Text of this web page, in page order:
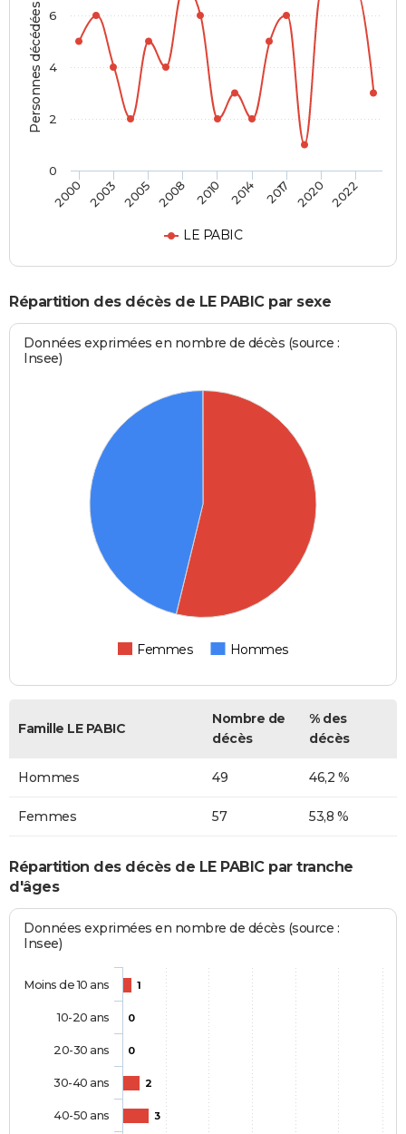
Personnes décédées
LE PABIC
2000 2003 2005 2008 2010 2014 2017 2020 2022
0
2
4
6
Répartition des décès de LE PABIC par sexe
Données exprimées en nombre de décès (source :
Insee)
Femmes Hommes
Famille LE PABIC
Nombre de
décès
% des
décès
Hommes 49 46,2 %
Femmes 57 53,8 %
Répartition des décès de LE PABIC par tranche
d'âges
Données exprimées en nombre de décès (source :
Insee)
1
0
0
2
3
Moins de 10 ans
10-20 ans
20-30 ans
30-40 ans
40-50 ans